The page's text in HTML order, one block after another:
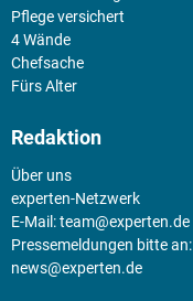
Pflege versichert
4 Wände
Chefsache
Fürs Alter
Redaktion
Über uns
experten-Netzwerk
E-Mail:team@experten.de
Pressemeldungen bitte an:
news@experten.de